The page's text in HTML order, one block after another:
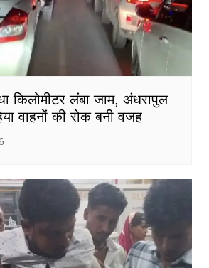
किलोमीटर लंबा जाम, अंधरापुल
वाहनों की रोक बनी वजह